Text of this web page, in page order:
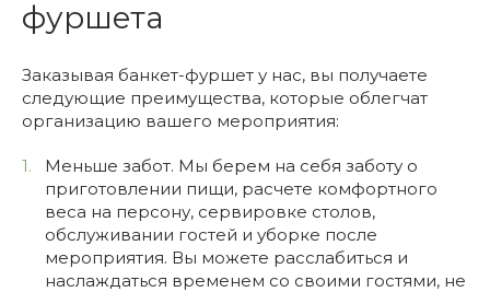
фуршета
Заказывая банкет-фуршет у нас, вы получаете
следующие преимущества, которые облегчат
организацию вашего мероприятия:
Меньше забот. Мы берем на себя заботу о
приготовлении пищи, расчете комфортного
веса на персону, сервировке столов,
обслуживании гостей и уборке после
мероприятия. Вы можете расслабиться и
наслаждаться временем со своими гостями, не